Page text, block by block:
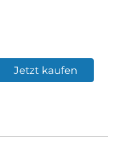
Jetzt kaufen